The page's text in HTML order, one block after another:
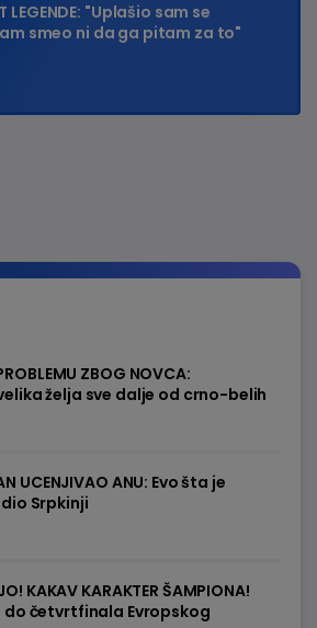
LEGENDE: "Uplašio sam se
smeo ni da ga pitam za to"
ZBOG NOVCA:
želja sve dalje od crno-belih
UCENJIVAO ANU: Evo šta je
Srpkinji
KAKAV KARAKTER ŠAMPIONA!
do četvrtfinala Evropskog